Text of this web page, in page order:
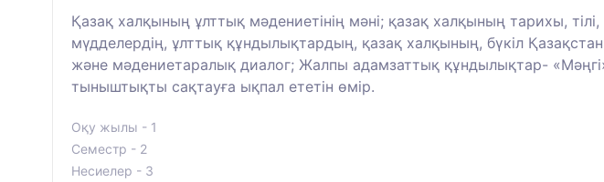
Қазақ халқының ұлттық мәдениетінің мәні; қазақ халқының тарихы,
мүдделердің, ұлттық құндылықтардың, қазақ халқының, бүкіл
және мәдениетаралық диалог; Жалпы адамзаттық құндылықтар- «Мәңгі»
тыныштықты сақтауға ықпал ететін өмір.
Оқу жылы - 1
Семестр - 2
Несиелер - 3